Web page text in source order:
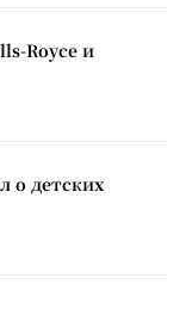
Royce и
о детских